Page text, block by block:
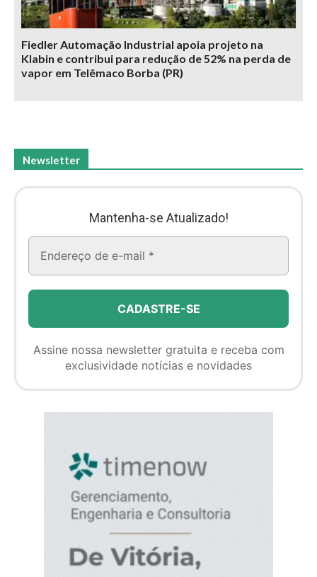
Fiedler Automação Industrial apoia projeto na
Klabin e contribui para redução de 52% na perda de
vapor em Telêmaco Borba (PR)
Newsletter
Mantenha-se Atualizado!
Assine nossa newsletter gratuita e receba com
exclusividade notícias e novidades